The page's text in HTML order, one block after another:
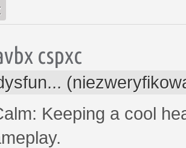
cspxc
Keeping a cool